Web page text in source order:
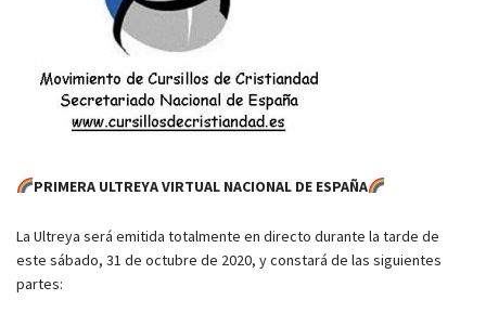
PRIMERA ULTREYA VIRTUAL NACIONAL DE ESPAÑA
La Ultreya será emitida totalmente en directo durante la tarde de
este sábado, 31 de octubre de 2020, y constará de las siguientes
partes: